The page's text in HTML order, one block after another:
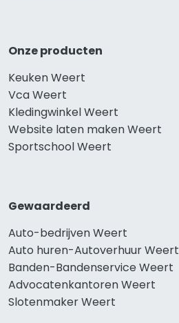
Onze producten
Keuken Weert
Vca Weert
Kledingwinkel Weert
Website laten maken Weert
Sportschool Weert
Gewaardeerd
Auto-bedrijven Weert
Auto huren-Autoverhuur Weert
Banden-Bandenservice Weert
Advocatenkantoren Weert
Slotenmaker Weert